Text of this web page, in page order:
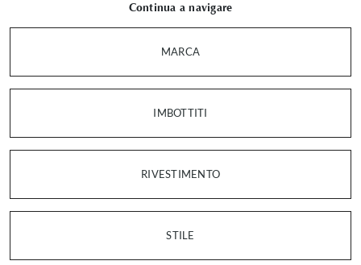
Continua a navigare
MARCA
IMBOTTITI
RIVESTIMENTO
STILE